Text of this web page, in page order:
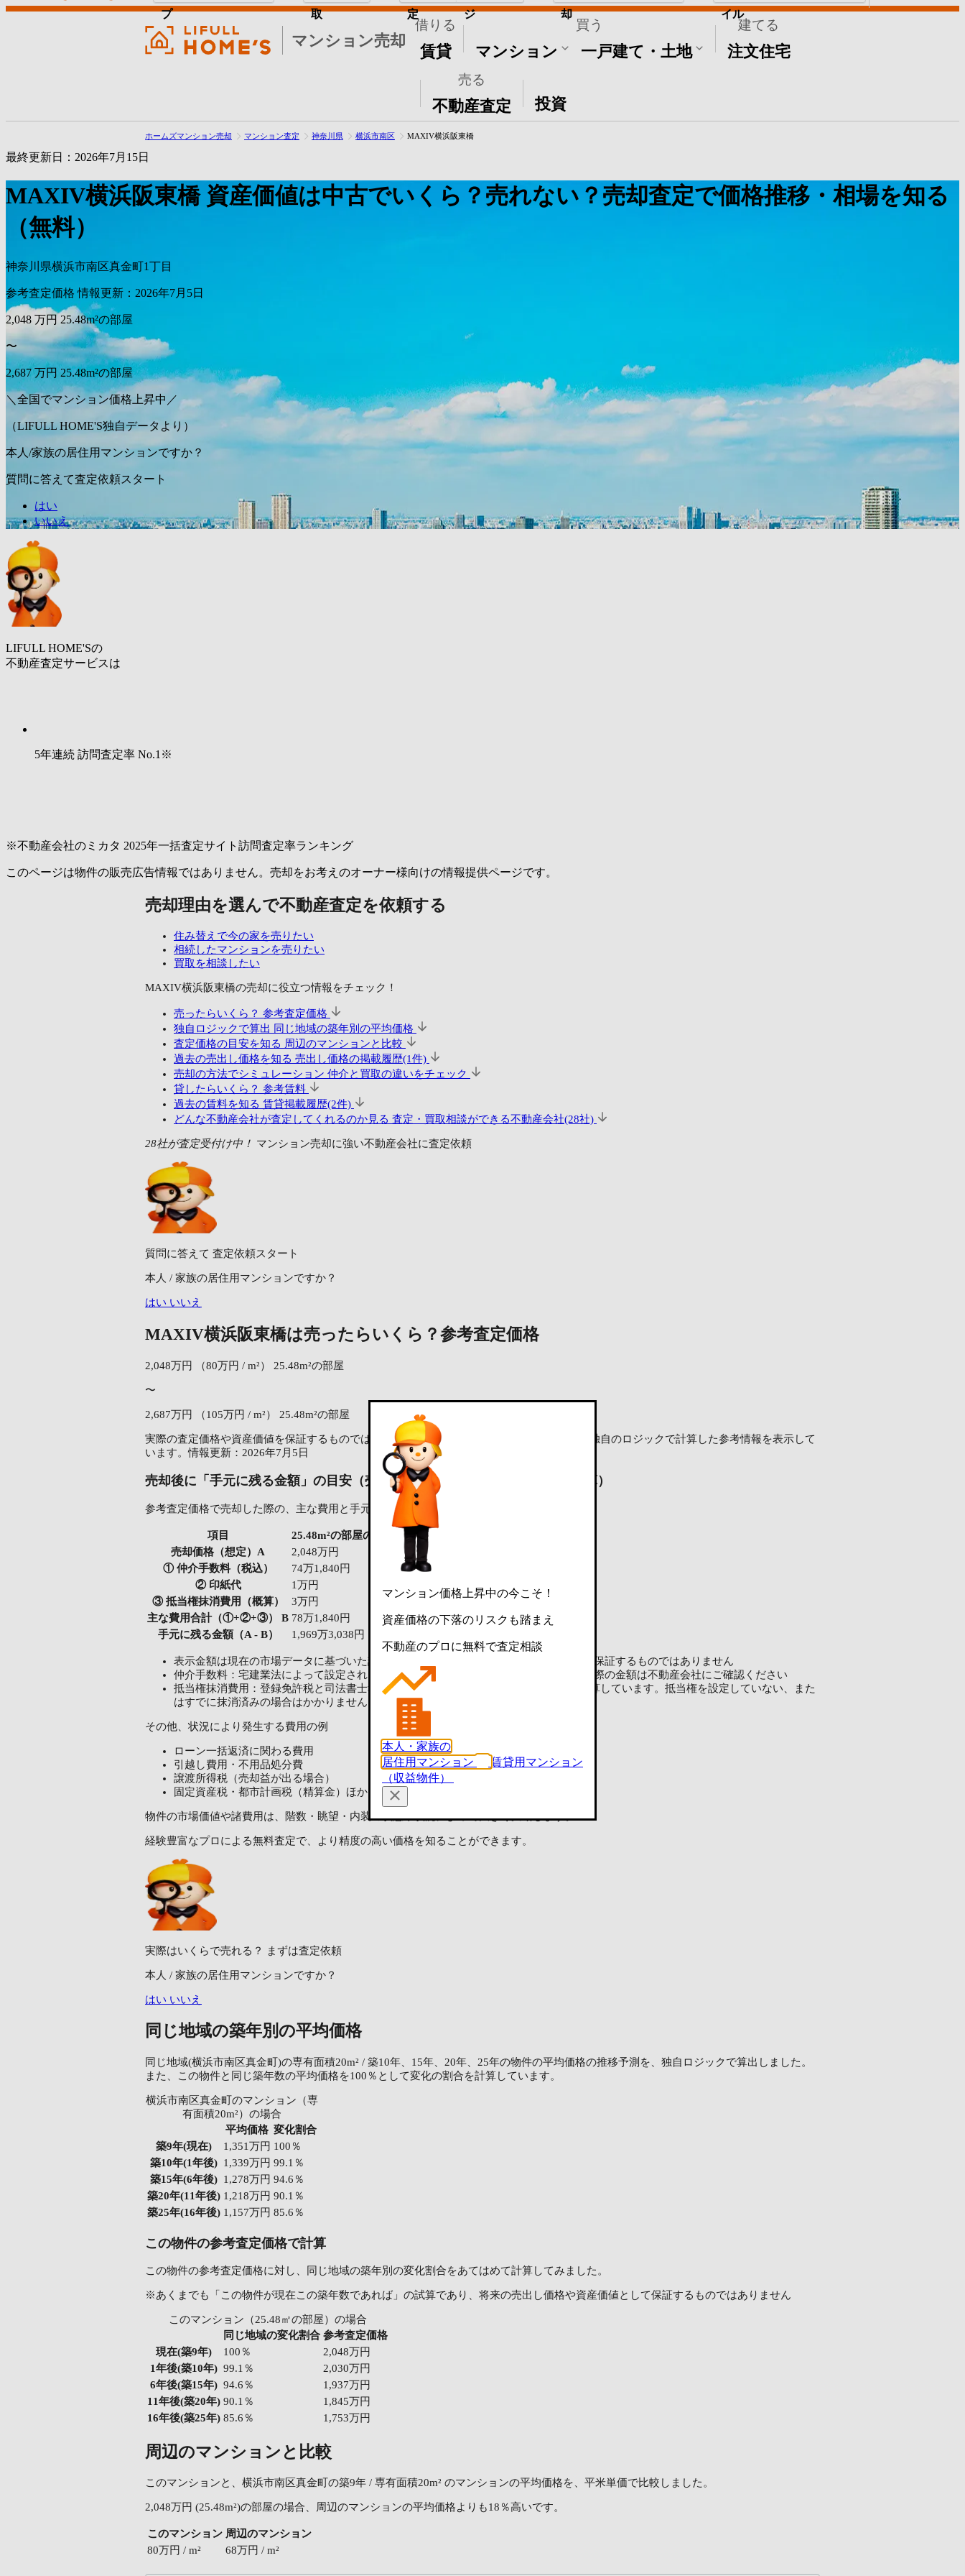
マンション売却
借りる
賃貸
買う
マンション 一戸建て・土地
建てる
注文住宅
売る
不動産査定
その他
投資
プ 取 定 ジ 却 イル
ホームズマンション売却 マンション査定 神奈川県 横浜市南区 MAXIV横浜阪東橋
最終更新日：2026年7月15日
MAXIV横浜阪東橋 資産価値は中古でいくら？売れない？売却査定で価格推移・相場を知る
（無料）
神奈川県横浜市南区真金町1丁目
参考査定価格 情報更新：2026年7月5日
2,048 万円 25.48m²の部屋
〜
2,687 万円 25.48m²の部屋
＼全国でマンション価格上昇中／
（LIFULL HOME'S独自データより）
本人/家族の居住用マンションですか？
質問に答えて査定依頼スタート
はい
いいえ
LIFULL HOME'Sの
不動産査定サービスは
5年連続 訪問査定率 No.1 ※
※不動産会社のミカタ 2025年一括査定サイト訪問査定率ランキング
このページは物件の販売広告情報ではありません。売却をお考えのオーナー様向けの情報提供ページです。
売却理由を選んで不動産査定を依頼する
住み替えで今の家を売りたい
相続したマンションを売りたい
買取を相談したい
MAXIV横浜阪東橋の売却に役立つ情報をチェック！
売ったらいくら？ 参考査定価格
独自ロジックで算出 同じ地域の築年別の平均価格
査定価格の目安を知る 周辺のマンションと比較
過去の売出し価格を知る 売出し価格の掲載履歴(1件)
売却の方法でシミュレーション 仲介と買取の違いをチェック
貸したらいくら？ 参考賃料
過去の賃料を知る 賃貸掲載履歴(2件)
どんな不動産会社が査定してくれるのか見る 査定・買取相談ができる不動産会社(28社)
28社が査定受付け中！ マンション売却に強い不動産会社に査定依頼
質問に答えて 査定依頼スタート
本人 / 家族の居住用マンションですか？
はい いいえ
MAXIV横浜阪東橋は売ったらいくら？ 参考査定価格
2,048万円 （80万円 / m²） 25.48m²の部屋
〜
2,687万円 （105万円 / m²） 25.48m²の部屋
実際の査定価格や資産価値を保証するものではなく、LIFULL HOME'Sのデータベースを元に独自のロジックで計算した参考情報を表示して
います。情報更新：2026年7月5日
売却後に「手元に残る金額」の目安（売却にかかる主な費用を差し引いた試算）
参考査定価格で売却した際の、主な費用と手元に残る金額の試算です。
項目 25.48m²の部屋の場合
25.48m²の部屋の場合
売却価格（想定）A
2,048万円
2,687万円
① 仲介手数料（税込）
74万1,840円
95万2,710円
② 印紙代
1万円
③ 抵当権抹消費用（概算）
3万円
3万円
主な費用合計（①+②+③） B 78万1,840円
99万2,710円
手元に残る金額（A - B）
1,969万3,038円
表示金額は現在の市場データに基づいた試算であり、実際にお客様の手元に残る金額を保証するものではありません
仲介手数料：宅建業法によって設定された上限金額（消費税込）で試算しています。実際の金額は不動産会社にご確認ください
抵当権抹消費用：登録免許税と司法書士報酬の合計で2〜3万円が一般的で、3万円で試算しています。抵当権を設定していない、また
はすでに抹消済みの場合はかかりません
その他、状況により発生する費用の例
ローン一括返済に関わる費用
引越し費用・不用品処分費
譲渡所得税（売却益が出る場合）
固定資産税・都市計画税（精算金）ほか
物件の市場価値や諸費用は、階数・眺望・内装の状態や状況によって大きく変動します。
経験豊富なプロによる無料査定で、より精度の高い価格を知ることができます。
実際はいくらで売れる？ まずは査定依頼
本人 / 家族の居住用マンションですか？
はい いいえ
同じ地域の築年別の平均価格
同じ地域(横浜市南区真金町)の専有面積20m² / 築10年、15年、20年、25年の物件の平均価格の推移予測を、独自ロジックで算出しました。
また、この物件と同じ築年数の平均価格を100％として変化の割合を計算しています。
横浜市南区真金町のマンション（専
有面積20m²）の場合
平均価格 変化割合
築9年(現在) 1,351万円 100％
築10年(1年後) 1,339万円 99.1％
築15年(6年後) 1,278万円 94.6％
築20年(11年後) 1,218万円 90.1％
築25年(16年後) 1,157万円 85.6％
この物件の参考査定価格で計算
この物件の参考査定価格に対し、同じ地域の築年別の変化割合をあてはめて計算してみました。
※あくまでも「この物件が現在この築年数であれば」の試算であり、将来の売出し価格や資産価値として保証するものではありません
このマンション（25.48㎡の部屋）の場合
同じ地域の変化割合 参考査定価格
現在(築9年) 100％
2,048万円
1年後(築10年) 99.1％
2,030万円
6年後(築15年) 94.6％
1,937万円
11年後(築20年) 90.1％
1,845万円
16年後(築25年) 85.6％ 1,753万円
周辺のマンションと比較
このマンションと、横浜市南区真金町の築9年 / 専有面積20m² のマンションの平均価格を、平米単価で比較しました。
2,048万円 (25.48m²)の部屋の場合、周辺のマンションの平均価格よりも18％高いです。
このマンション 周辺のマンション
80万円 / m²
68万円 / m²
マンション価格上昇中の今こそ！
資産価格の下落のリスクも踏まえ
不動産のプロに無料で査定相談
本人・家族の
居住用マンション
賃貸用マンション
（収益物件）